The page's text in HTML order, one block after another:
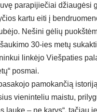
pa­ra­pi­jie­čiai džiau­gė­si
kar­tu ei­ti į
Ne­ši­ni gė­lių
30-ies me­tų
lin­kė­jo Vieš­pa­ties
po­smai.
pa­mo­kan­čią
vie­nin­te­liu mais­tu,
lau­ke – ne ka­rys“, ta­čiau